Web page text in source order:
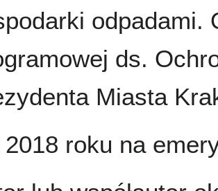
odpadami.
ds.
Miasta
2018 roku na